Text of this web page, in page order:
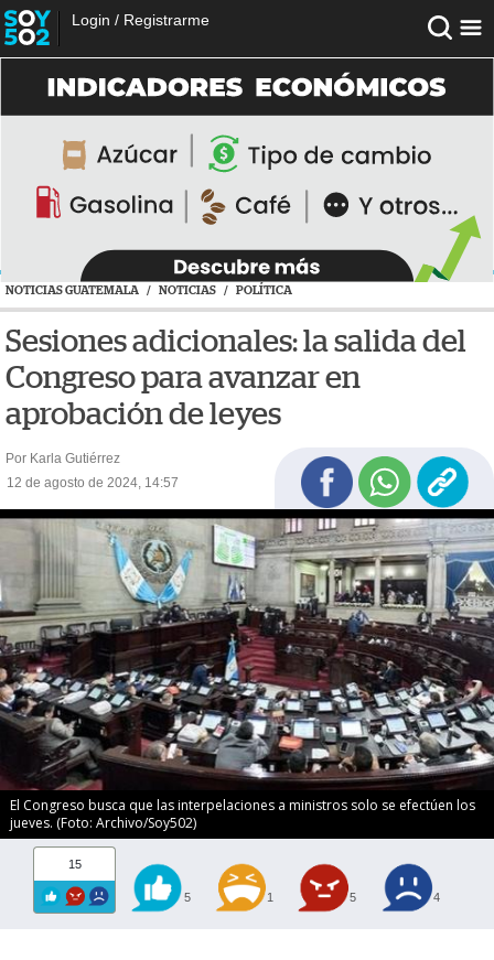
Login / Registrarme
NOTICIAS GUATEMALA / NOTICIAS / POLÍTICA
Sesiones adicionales: la salida del
Congreso para avanzar en
aprobación de leyes
Por Karla Gutiérrez
12 de agosto de 2024, 14:57
El Congreso busca que las interpelaciones a ministros solo se efectúen los
jueves. (Foto: Archivo/Soy502)
15
5 1 5 4